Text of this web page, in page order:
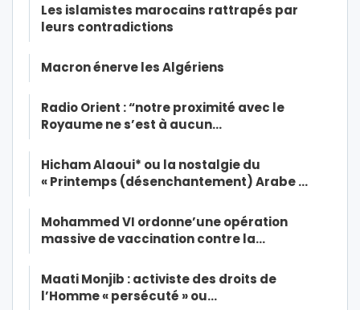
Les islamistes marocains rattrapés par
leurs contradictions
Macron énerve les Algériens
Radio Orient : “notre proximité avec le
Royaume ne s’est à aucun…
Hicham Alaoui* ou la nostalgie du
« Printemps (désenchantement) Arabe …
Mohammed VI ordonne’une opération
massive de vaccination contre la…
Maati Monjib : activiste des droits de
l’Homme « persécuté » ou…